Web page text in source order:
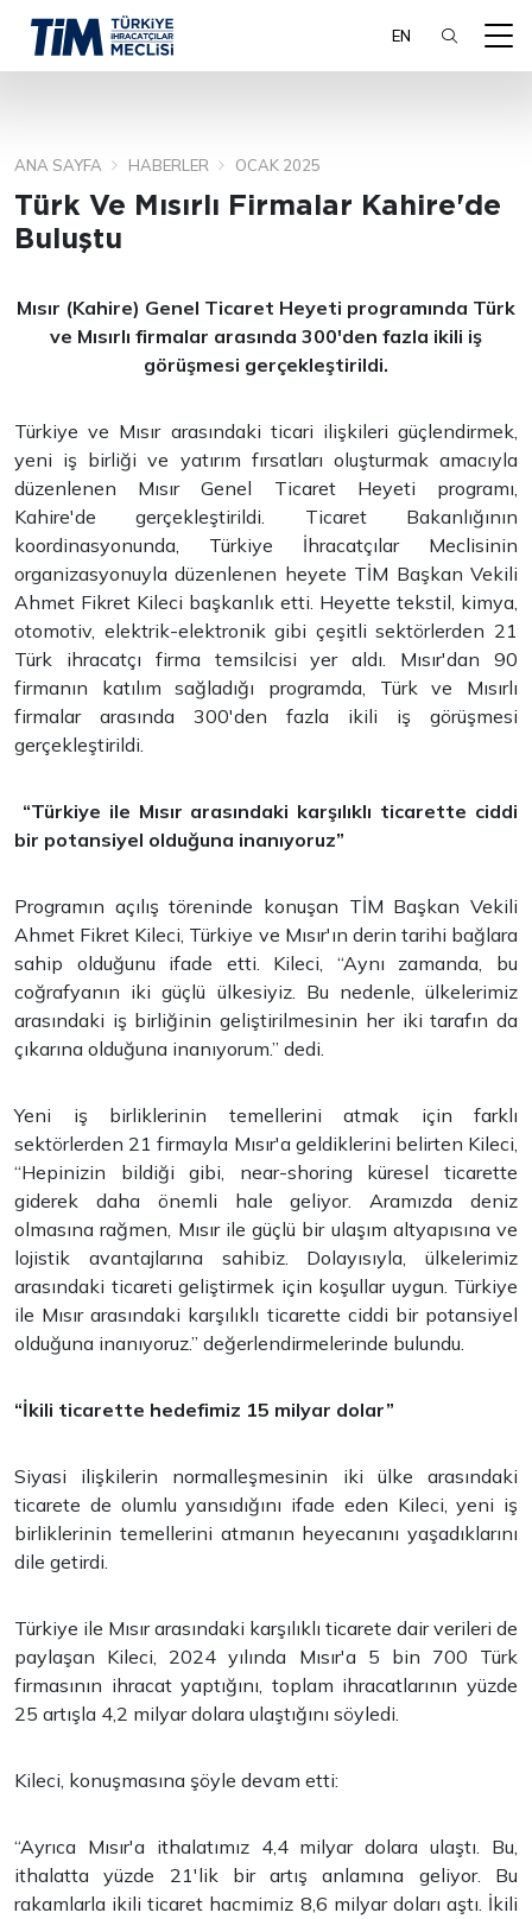
EN
ARA
ANA SAYFA HABERLER OCAK 2025
Türk Ve Mısırlı Firmalar Kahire'de
Buluştu
Mısır (Kahire) Genel Ticaret Heyeti programında Türk
ve Mısırlı firmalar arasında 300'den fazla ikili iş
görüşmesi gerçekleştirildi.
Türkiye ve Mısır arasındaki ticari ilişkileri güçlendirmek,
yeni iş birliği ve yatırım fırsatları oluşturmak amacıyla
düzenlenen Mısır Genel Ticaret Heyeti programı,
Kahire'de gerçekleştirildi. Ticaret Bakanlığının
koordinasyonunda, Türkiye İhracatçılar Meclisinin
organizasyonuyla düzenlenen heyete TİM Başkan Vekili
Ahmet Fikret Kileci başkanlık etti. Heyette tekstil, kimya,
otomotiv, elektrik-elektronik gibi çeşitli sektörlerden 21
Türk ihracatçı firma temsilcisi yer aldı. Mısır'dan 90
firmanın katılım sağladığı programda, Türk ve Mısırlı
firmalar arasında 300'den fazla ikili iş görüşmesi
gerçekleştirildi.
“Türkiye ile Mısır arasındaki karşılıklı ticarette ciddi
bir potansiyel olduğuna inanıyoruz”
Programın açılış töreninde konuşan TİM Başkan Vekili
Ahmet Fikret Kileci, Türkiye ve Mısır'ın derin tarihi bağlara
sahip olduğunu ifade etti. Kileci, “Aynı zamanda, bu
coğrafyanın iki güçlü ülkesiyiz. Bu nedenle, ülkelerimiz
arasındaki iş birliğinin geliştirilmesinin her iki tarafın da
çıkarına olduğuna inanıyorum.” dedi.
Yeni iş birliklerinin temellerini atmak için farklı
sektörlerden 21 firmayla Mısır'a geldiklerini belirten Kileci,
“Hepinizin bildiği gibi, near-shoring küresel ticarette
giderek daha önemli hale geliyor. Aramızda deniz
olmasına rağmen, Mısır ile güçlü bir ulaşım altyapısına ve
lojistik avantajlarına sahibiz. Dolayısıyla, ülkelerimiz
arasındaki ticareti geliştirmek için koşullar uygun. Türkiye
ile Mısır arasındaki karşılıklı ticarette ciddi bir potansiyel
olduğuna inanıyoruz.” değerlendirmelerinde bulundu.
“İkili ticarette hedefimiz 15 milyar dolar”
Siyasi ilişkilerin normalleşmesinin iki ülke arasındaki
ticarete de olumlu yansıdığını ifade eden Kileci, yeni iş
birliklerinin temellerini atmanın heyecanını yaşadıklarını
dile getirdi.
Türkiye ile Mısır arasındaki karşılıklı ticarete dair verileri de
paylaşan Kileci, 2024 yılında Mısır'a 5 bin 700 Türk
firmasının ihracat yaptığını, toplam ihracatlarının yüzde
25 artışla 4,2 milyar dolara ulaştığını söyledi.
Kileci, konuşmasına şöyle devam etti:
“Ayrıca Mısır'a ithalatımız 4,4 milyar dolara ulaştı. Bu,
ithalatta yüzde 21'lik bir artış anlamına geliyor. Bu
rakamlarla ikili ticaret hacmimiz 8,6 milyar doları aştı. İkili